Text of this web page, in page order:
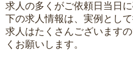
求人の多くがご依頼日当日
下の求人情報は、実例として
求人はたくさんございます
くお願いします。